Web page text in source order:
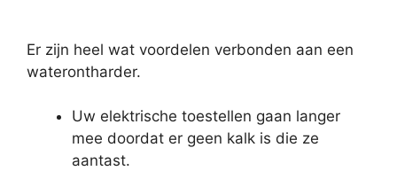
Er zijn heel wat voordelen verbonden aan een
waterontharder.
Uw elektrische toestellen gaan langer
mee doordat er geen kalk is die ze
aantast.